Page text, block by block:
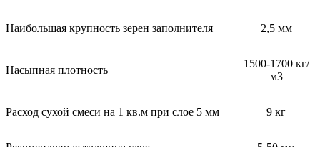
Наибольшая крупность зерен заполнителя 2,5 мм
Насыпная плотность
1500-1700 кг/
м3
Расход сухой смеси на 1 кв.м при слое 5 мм 9 кг